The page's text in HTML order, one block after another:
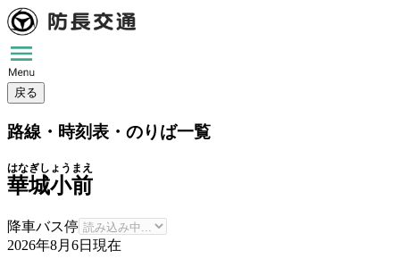
戻る
路線・時刻表・のりば一覧
華城小前
はなぎしょうまえ
降車バス停
2026年8月6日 現在